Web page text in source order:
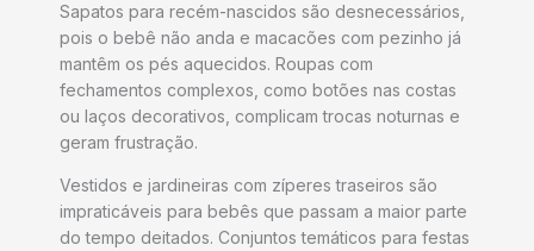
Sapatos para recém-nascidos são desnecessários,
pois o bebê não anda e macacões com pezinho já
mantêm os pés aquecidos. Roupas com
fechamentos complexos, como botões nas costas
ou laços decorativos, complicam trocas noturnas e
geram frustração.​
Vestidos e jardineiras com zíperes traseiros são
impraticáveis para bebês que passam a maior parte
do tempo deitados. Conjuntos temáticos para festas